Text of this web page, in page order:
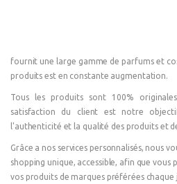
fournit une large gamme de parfums et
produits est en constante augmentation.
Tous les produits sont 100%
satisfaction du client est notre
l'authenticité et la qualité des produits et
Grâce a nos services personnalisés, nous
shopping unique, accessible, afin que
vos produits de marques préférées chaque